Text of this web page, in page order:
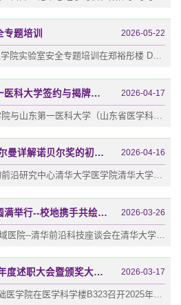
题培训 2026-05-22
5 月 19 日，清华大学基础医学院实验室安全专题培训在郑裕彤楼 D326举行，本次培训特邀实验室管理处医学安全专员孙其玉老师主讲，线上会议同步进行，学院各实验室安全员及师生代表踊跃参加。培训现场本期培训围绕院系实验室安全管理任务、安全信息门牌修订、安全分析报告填写三大重点展开，同时结合基础医学院生物类实验室特点，系统讲解实验室安全的管理规范。孙老师详细介绍公安、环保、应急、消防、卫健、教育等政府主管部门...
清华大学医学院与山东第一医科大学签约与揭牌仪式举行 2026-04-17
走进诺奖殿堂：托马斯·佩尔曼详解诺贝尔奖的初心与幕后 2026-04-16
4月13日下午由北京生物结构前沿研究中心清华大学医学院清华大学生命科学学院在清华大学主楼后厅联合承办的清华论坛第117讲顺利举行讲座现场本次论坛重磅嘉宾诺贝尔大会暨诺贝尔生理或医学奖委员会总秘书长卡洛琳斯卡医学院托马斯·佩尔曼（Thomas Perlmann）教授就“科学的尺度:诺贝尔奖如何衡量卓越与影响”作专题报告校务委员会副主任杨斌出席并致辞生命学院教授俞立主持论坛俞立主持论坛杨斌在致辞中代表清华大学热烈欢迎托马...
邯郸清华前沿科技座谈会圆满举行--校地携手共绘医疗创新双向奔赴新蓝图 2026-03-26
清华大学基础医学院2025年度述职大会暨颁奖大会举行 2026-03-17
12月30日下午，清华大学基础医学院在医学科学楼B323召开2025年度中心及教师述职大会暨颁奖大会。学院下属免疫学中心、衰老与再生中心、肿瘤中心、传染病中心等机构核心成员齐聚一堂。会议采取“中心总结汇报”与“教师代表述职”相结合的方式，系统复盘年度发展成效，进一步凝聚发展共识，明确行动方向，为新一年战略落地谋篇布局。会议由学院党委书记程功、院长李海涛共同主持。这一年中，四大中心在教育教学、科研协作、人才...